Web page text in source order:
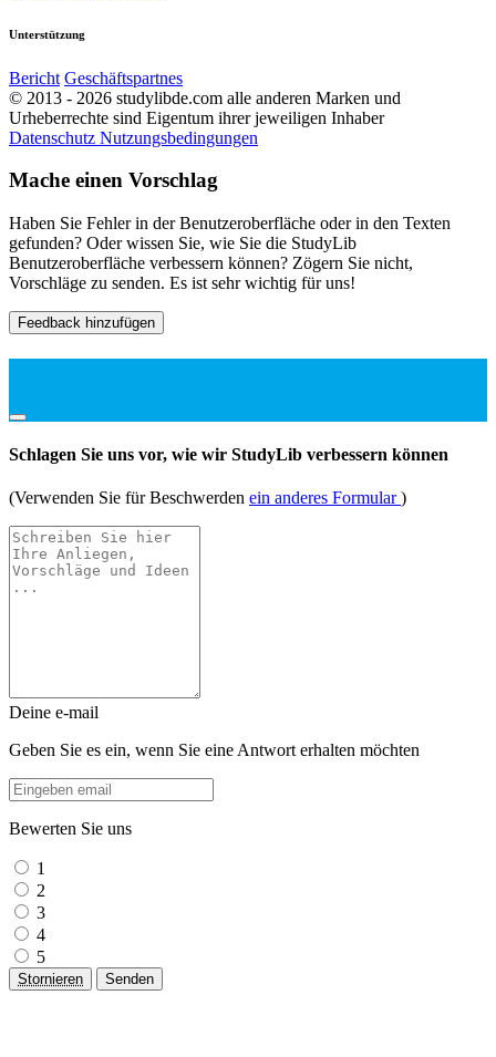
Unterstützung
Bericht Geschäftspartnes
© 2013 - 2026 studylibde.com alle anderen Marken und
Urheberrechte sind Eigentum ihrer jeweiligen Inhaber
Datenschutz Nutzungsbedingungen
Mache einen Vorschlag
Haben Sie Fehler in der Benutzeroberfläche oder in den Texten
gefunden? Oder wissen Sie, wie Sie die StudyLib
Benutzeroberfläche verbessern können? Zögern Sie nicht,
Vorschläge zu senden. Es ist sehr wichtig für uns!
Feedback hinzufügen
Schlagen Sie uns vor, wie wir StudyLib verbessern können
(Verwenden Sie für Beschwerden ein anderes Formular)
Deine e-mail
Geben Sie es ein, wenn Sie eine Antwort erhalten möchten
Bewerten Sie uns
1
2
3
4
5
Stornieren Senden